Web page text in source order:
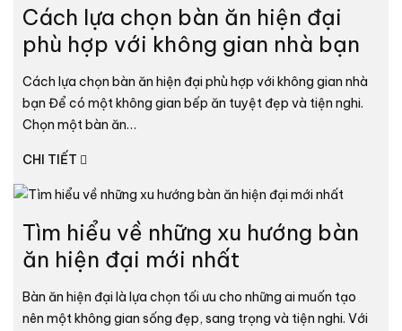
Cách lựa chọn bàn ăn hiện đại
phù hợp với không gian nhà bạn
Cách lựa chọn bàn ăn hiện đại phù hợp với không gian nhà
bạn Để có một không gian bếp ăn tuyệt đẹp và tiện nghi.
Chọn một bàn ăn…
CHI TIẾT
Tìm hiểu về những xu hướng bàn
ăn hiện đại mới nhất
Bàn ăn hiện đại là lựa chọn tối ưu cho những ai muốn tạo
nên một không gian sống đẹp, sang trọng và tiện nghi. Với